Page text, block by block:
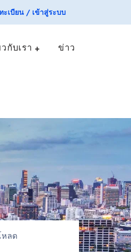
เบียน / เข้าสู่ระบบ
กับเรา ข่าว
หลด